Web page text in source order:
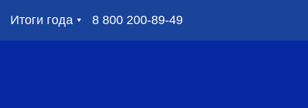
Итоги года 8 800 200-89-49